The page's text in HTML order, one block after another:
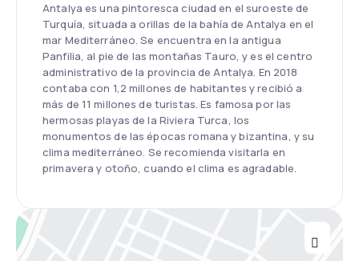
Antalya es una pintoresca ciudad en el suroeste de
Turquía, situada a orillas de la bahía de Antalya en el
mar Mediterráneo. Se encuentra en la antigua
Panfilia, al pie de las montañas Tauro, y es el centro
administrativo de la provincia de Antalya. En 2018
contaba con 1,2 millones de habitantes y recibió a
más de 11 millones de turistas. Es famosa por las
hermosas playas de la Riviera Turca, los
monumentos de las épocas romana y bizantina, y su
clima mediterráneo. Se recomienda visitarla en
primavera y otoño, cuando el clima es agradable.